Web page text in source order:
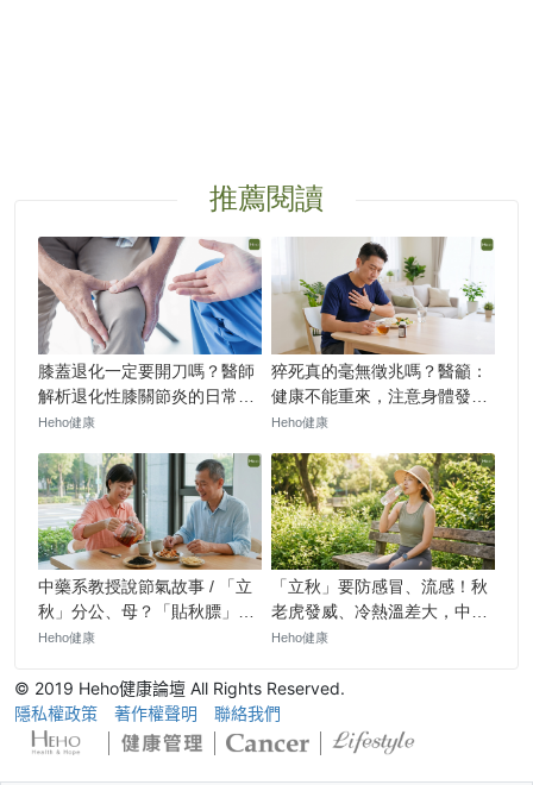
© 2019 Heho健康論壇 All Rights Reserved.
隱私權政策
著作權聲明 聯絡我們